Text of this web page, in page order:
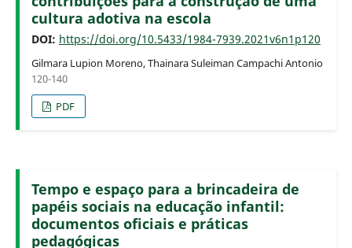
cultura adotiva na escola
DOI: https://doi.org/10.5433/1984-7939.2021v6n1p120
Gilmara Lupion Moreno, Thainara Suleiman Campachi Antonio
120-140
PDF
Tempo e espaço para a brincadeira de
papéis sociais na educação infantil:
documentos oficiais e práticas
pedagógicas